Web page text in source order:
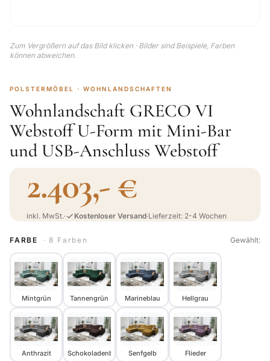
Zum Vergrößern auf das Bild klicken · Bilder sind Beispiele, Farben
können abweichen.
POLSTERMÖBEL · WOHNLANDSCHAFTEN
Wohnlandschaft GRECO VI
Webstoff U-Form mit Mini-Bar
und USB-Anschluss Webstoff
2.403,- €
inkl. MwSt.· Kostenloser Versand·Lieferzeit: 2-4 Wochen
FARBE · 8 Farben Gewählt:
Mintgrün Tannengrün Marineblau Hellgrau
Anthrazit Schokoladenbraun Senfgelb Flieder